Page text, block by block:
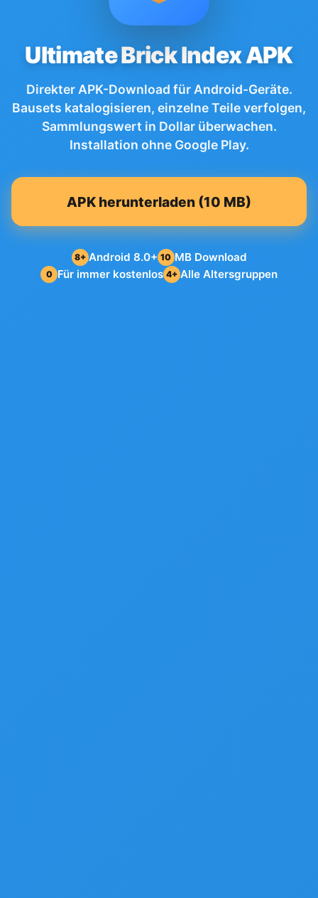
Ultimate Brick Index APK
Direkter APK-Download für Android-Geräte.
Bausets katalogisieren, einzelne Teile verfolgen,
Sammlungswert in Dollar überwachen.
Installation ohne Google Play.
APK herunterladen (10 MB)
8+ Android 8.0+ 10 MB Download
0 Für immer kostenlos 4+ Alle Altersgruppen